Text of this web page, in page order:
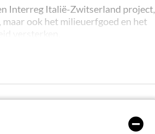
Interreg Italië-Zwitserland project,
ook het milieuerfgoed en het
technologische en culturele aard,
gericht zijn op alle